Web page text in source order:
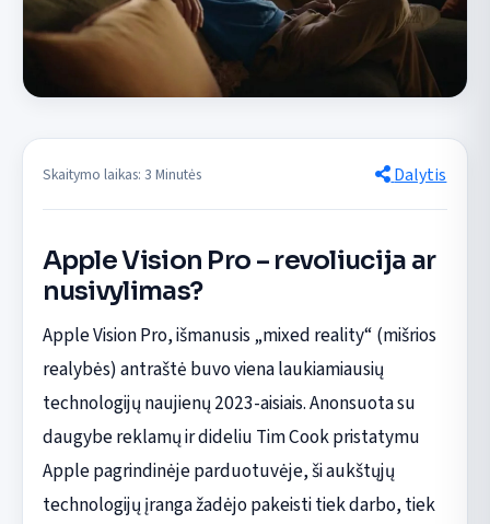
Skaitymo laikas: 3 Minutės Dalytis
Apple Vision Pro – revoliucija ar
nusivylimas?
Apple Vision Pro, išmanusis „mixed reality“ (mišrios
realybės) antraštė buvo viena laukiamiausių
technologijų naujienų 2023-aisiais. Anonsuota su
daugybe reklamų ir dideliu Tim Cook pristatymu
Apple pagrindinėje parduotuvėje, ši aukštųjų
technologijų įranga žadėjo pakeisti tiek darbo, tiek